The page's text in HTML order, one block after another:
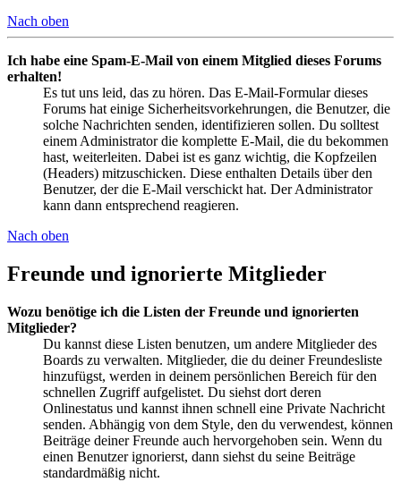
Nach oben
Ich habe eine Spam-E-Mail von einem Mitglied dieses Forums
erhalten!
Es tut uns leid, das zu hören. Das E-Mail-Formular dieses
Forums hat einige Sicherheitsvorkehrungen, die Benutzer, die
solche Nachrichten senden, identifizieren sollen. Du solltest
einem Administrator die komplette E-Mail, die du bekommen
hast, weiterleiten. Dabei ist es ganz wichtig, die Kopfzeilen
(Headers) mitzuschicken. Diese enthalten Details über den
Benutzer, der die E-Mail verschickt hat. Der Administrator
kann dann entsprechend reagieren.
Nach oben
Freunde und ignorierte Mitglieder
Wozu benötige ich die Listen der Freunde und ignorierten
Mitglieder?
Du kannst diese Listen benutzen, um andere Mitglieder des
Boards zu verwalten. Mitglieder, die du deiner Freundesliste
hinzufügst, werden in deinem persönlichen Bereich für den
schnellen Zugriff aufgelistet. Du siehst dort deren
Onlinestatus und kannst ihnen schnell eine Private Nachricht
senden. Abhängig von dem Style, den du verwendest, können
Beiträge deiner Freunde auch hervorgehoben sein. Wenn du
einen Benutzer ignorierst, dann siehst du seine Beiträge
standardmäßig nicht.